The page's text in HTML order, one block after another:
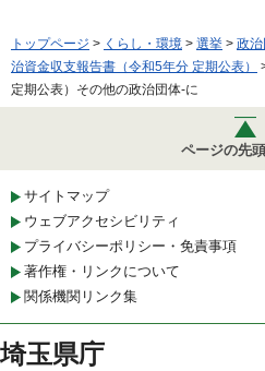
トップページ > くらし・環境 > 選挙 > 政
治資金収支報告書（令和5年分 定期公表）
定期公表）その他の政治団体-に
ページの先
サイトマップ
ウェブアクセシビリティ
プライバシーポリシー・免責事項
著作権・リンクについて
関係機関リンク集
埼玉県庁